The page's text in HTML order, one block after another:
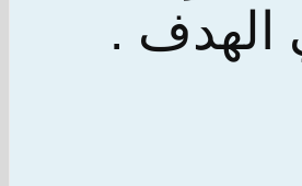
الهدف .